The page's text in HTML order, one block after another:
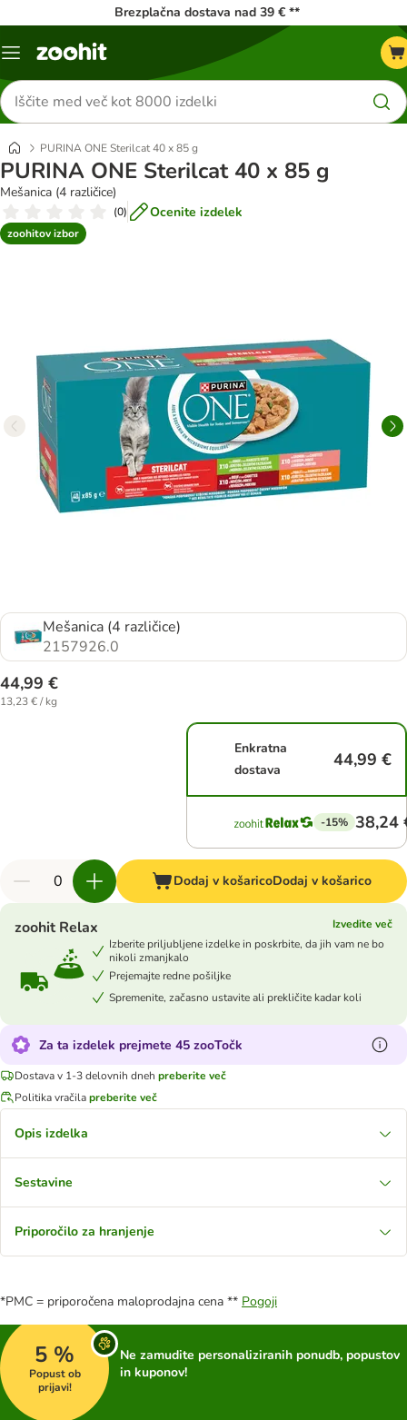
Brezplačna dostava nad 39 € **
Meni
Iskanje
izdelkov
PURINA ONE Sterilcat 40 x 85 g
PURINA ONE Sterilcat 40 x 85 g
Mešanica (4 različice)
(0) Ocenite izdelek
zoohitov izbor
Mešanica (4 različice)
2157926.0
44,99 €
13,23 € / kg
Enkratna
dostava
44,99 €
-15% 38,24
Dodaj v košaricoDodaj v košarico
zoohit Relax
Izvedite več
Izberite priljubljene izdelke in poskrbite, da jih vam ne bo
nikoli zmanjkalo
Prejemajte redne pošiljke
Spremenite, začasno ustavite ali prekličite kadar koli
Za ta izdelek prejmete 45 zooTočk
Dostava v 1-3 delovnih dneh preberite več
Politika vračilapreberite več
Opis izdelka
Sestavine
Priporočilo za hranjenje
*PMC = priporočena maloprodajna cena ** Pogoji
5 %
Popust ob
prijavi!
Ne zamudite personaliziranih ponudb, popustov
in kuponov!